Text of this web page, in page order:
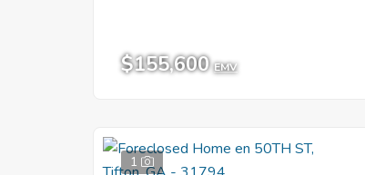
$155,600 EMV
1